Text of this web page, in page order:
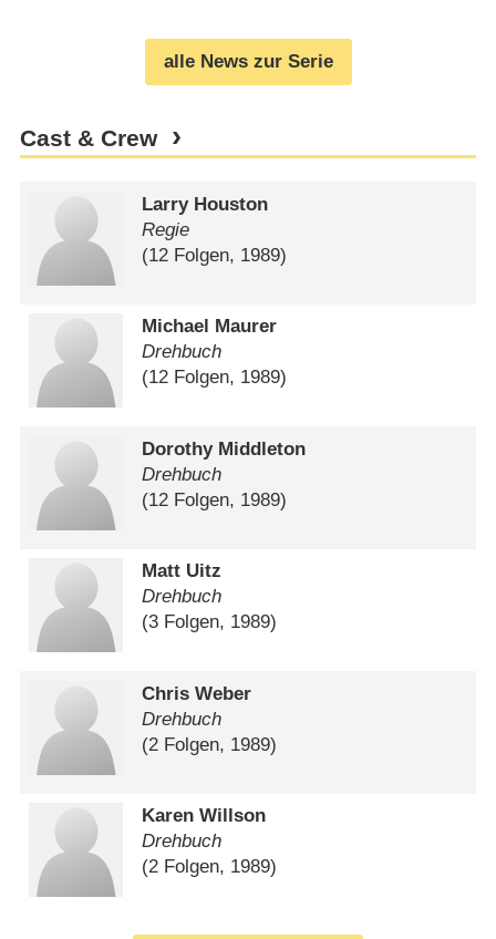
alle News zur Serie
Cast & Crew
Larry Houston
Regie
(12 Folgen, 1989)
Michael Maurer
Drehbuch
(12 Folgen, 1989)
Dorothy Middleton
Drehbuch
(12 Folgen, 1989)
Matt Uitz
Drehbuch
(3 Folgen, 1989)
Chris Weber
Drehbuch
(2 Folgen, 1989)
Karen Willson
Drehbuch
(2 Folgen, 1989)